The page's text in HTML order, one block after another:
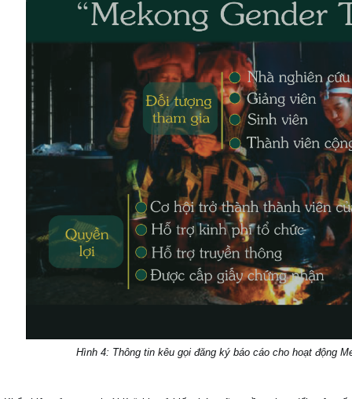
Hình 4: Thông tin kêu gọi đăng ký báo cáo cho hoạt động